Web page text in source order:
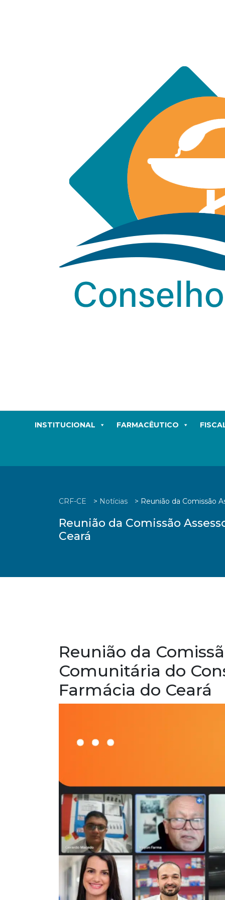
INSTITUCIONAL FARMACÊUTICO
CRF-CE > Notícias > Reunião da Comissão
Reunião da Comissão
Ceará
Reunião da
Comunitária do
Farmácia do Ceará